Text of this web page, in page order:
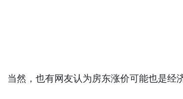
当然，也有网友认为房东涨价可能也是经